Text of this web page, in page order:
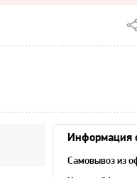
Информация
Самовывоз из